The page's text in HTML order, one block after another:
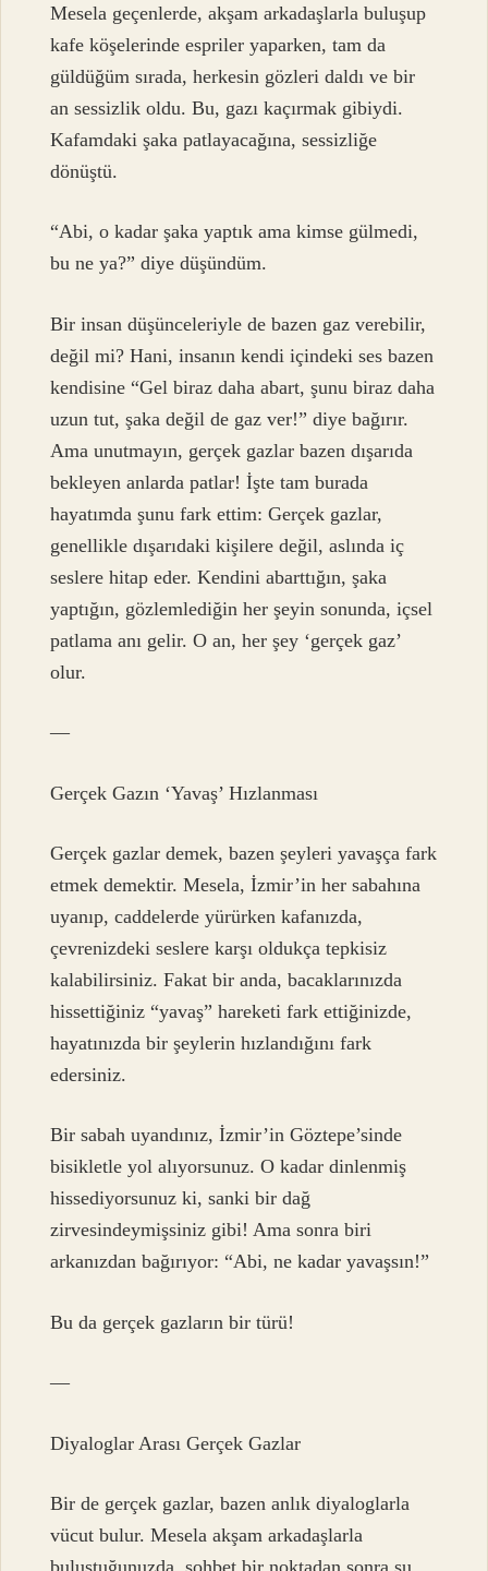
Mesela geçenlerde, akşam arkadaşlarla buluşup
kafe köşelerinde espriler yaparken, tam da
güldüğüm sırada, herkesin gözleri daldı ve bir
an sessizlik oldu. Bu, gazı kaçırmak gibiydi.
Kafamdaki şaka patlayacağına, sessizliğe
dönüştü.
“Abi, o kadar şaka yaptık ama kimse gülmedi,
bu ne ya?” diye düşündüm.
Bir insan düşünceleriyle de bazen gaz verebilir,
değil mi? Hani, insanın kendi içindeki ses bazen
kendisine “Gel biraz daha abart, şunu biraz daha
uzun tut, şaka değil de gaz ver!” diye bağırır.
Ama unutmayın, gerçek gazlar bazen dışarıda
bekleyen anlarda patlar! İşte tam burada
hayatımda şunu fark ettim: Gerçek gazlar,
genellikle dışarıdaki kişilere değil, aslında iç
seslere hitap eder. Kendini abarttığın, şaka
yaptığın, gözlemlediğin her şeyin sonunda, içsel
patlama anı gelir. O an, her şey ‘gerçek gaz’
olur.
—
Gerçek Gazın ‘Yavaş’ Hızlanması
Gerçek gazlar demek, bazen şeyleri yavaşça fark
etmek demektir. Mesela, İzmir’in her sabahına
uyanıp, caddelerde yürürken kafanızda,
çevrenizdeki seslere karşı oldukça tepkisiz
kalabilirsiniz. Fakat bir anda, bacaklarınızda
hissettiğiniz “yavaş” hareketi fark ettiğinizde,
hayatınızda bir şeylerin hızlandığını fark
edersiniz.
Bir sabah uyandınız, İzmir’in Göztepe’sinde
bisikletle yol alıyorsunuz. O kadar dinlenmiş
hissediyorsunuz ki, sanki bir dağ
zirvesindeymişsiniz gibi! Ama sonra biri
arkanızdan bağırıyor: “Abi, ne kadar yavaşsın!”
Bu da gerçek gazların bir türü!
—
Diyaloglar Arası Gerçek Gazlar
Bir de gerçek gazlar, bazen anlık diyaloglarla
vücut bulur. Mesela akşam arkadaşlarla
buluştuğunuzda, sohbet bir noktadan sonra şu